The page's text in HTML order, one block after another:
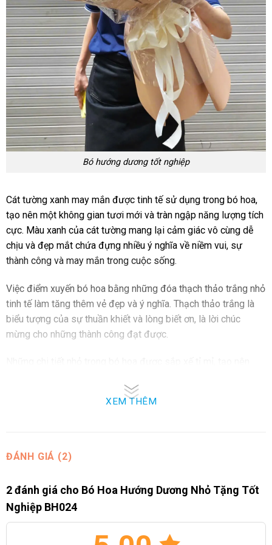
Bó hướng dương tốt nghiệp
Cát tường xanh may mắn được tinh tế sử dụng trong bó hoa,
tạo nên một không gian tươi mới và tràn ngập năng lượng tích
cực. Màu xanh của cát tường mang lại cảm giác vô cùng dễ
chịu và đẹp mắt chứa đựng nhiều ý nghĩa về niềm vui, sự
thành công và may mắn trong cuộc sống.
Việc điểm xuyến bó hoa bằng những đóa thạch thảo trắng nhỏ
tinh tế làm tăng thêm vẻ đẹp và ý nghĩa. Thạch thảo trắng là
biểu tượng của sự thuần khiết và lòng biết ơn, là lời chúc
mừng cho những thành công đạt được.
tâm và tôn trọng của người tặng đến người nhận. Bó hoa tuy
nhỏ nhưng thông điệp ẩn giấu bên trong vô cùng lớn, biểu
Địa Chỉ Mua Bó Hoa Hướng Dương Nhỏ Tặng Tốt
Nếu bạn đang tìm kiếm địa chỉ đáng tin cậy để mua Bó Hoa
Hướng Dương Nhỏ Tặng Tốt Nghiệp, hãy đến ngay Hoa Việt
XEM THÊM
ĐÁNH GIÁ (2)
2 đánh giá cho Bó Hoa Hướng Dương Nhỏ Tặng Tốt
Nghiệp BH024